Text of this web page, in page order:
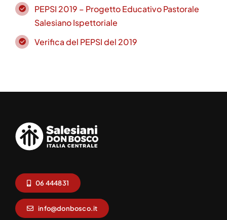
PEPSI 2019 – Progetto Educativo Pastorale
Salesiano Ispettoriale
Verifica del PEPSI del 2019
06 444831
info@donbosco.it